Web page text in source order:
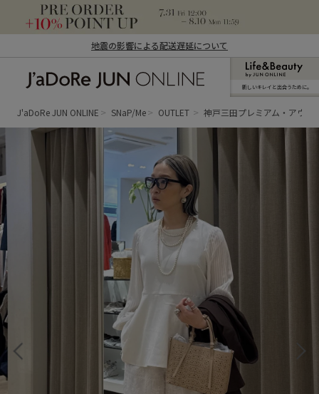
地震の影響による配送遅延について
ン オンライン）
新しいキレイと出合うために。
J'aDoRe JUN ONLINE SNaP/Me OUTLET 神戸三田プレミアム・アウト